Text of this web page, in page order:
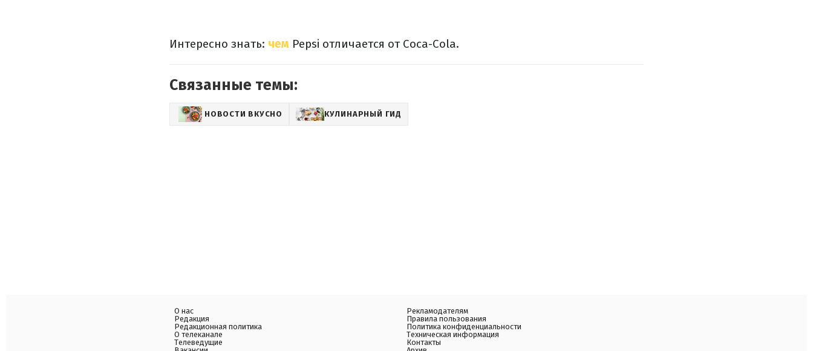
Интересно знать: чем Pepsi отличается от Coca-Cola.
Связанные темы:
НОВОСТИ ВКУСНО КУЛИНАРНЫЙ ГИД
О нас
Редакция
Редакционная политика
О телеканале
Телеведущие
Рекламодателям
Правила пользования
Политика конфиденциальности
Техническая информация
Контакты